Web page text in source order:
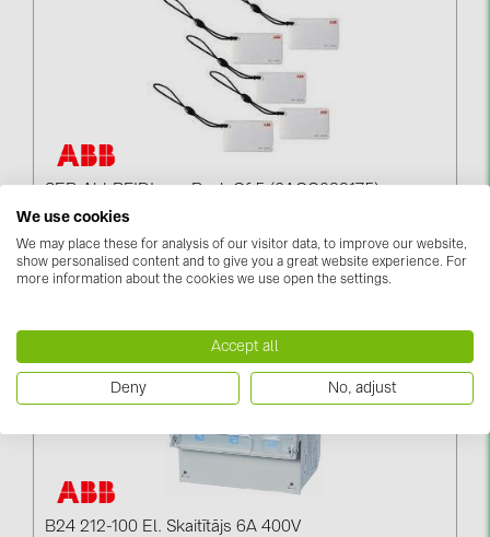
Piesakieties, lai redzētu cenas
B24 212-100 El. Skaitītājs 6A 400V
We use cookies
We may place these for analysis of our visitor data, to improve our website,
show personalised content and to give you a great website experience. For
more information about the cookies we use open the settings.
Accept all
Deny No, adjust